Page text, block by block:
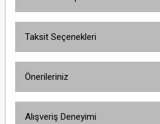
Taksit Seçenekleri
Önerileriniz
yetersiz gördüğünüz noktaları öneri
Alışveriş Deneyimi